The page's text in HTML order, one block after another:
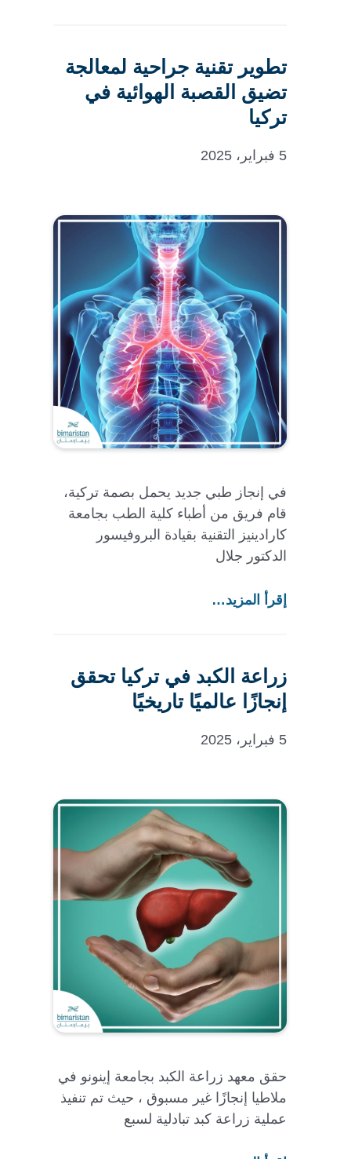
تطوير تقنية جراحية لمعالجة
تضيق القصبة الهوائية في
تركيا
5 فبراير، 2025
في إنجاز طبي جديد يحمل بصمة تركية،
قام فريق من أطباء كلية الطب بجامعة
كارادينيز التقنية بقيادة البروفيسور
الدكتور جلال
إقرأ المزيد…
زراعة الكبد في تركيا تحقق
إنجازًا عالميًا تاريخيًا
5 فبراير، 2025
حقق معهد زراعة الكبد بجامعة إينونو في
ملاطيا إنجازًا غير مسبوق ، حيث تم تنفيذ
عملية زراعة كبد تبادلية لسبع